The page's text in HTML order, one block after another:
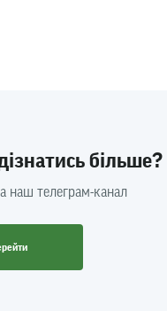
більше?
наш телеграм-канал